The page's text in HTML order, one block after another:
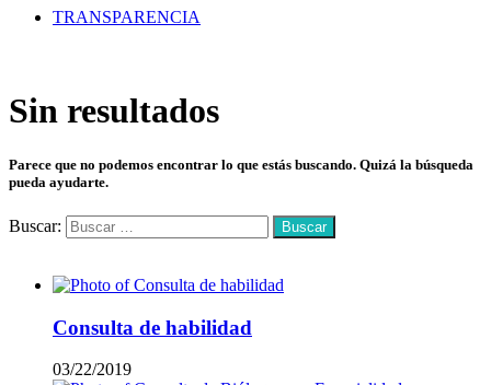
TRANSPARENCIA
Sin resultados
Parece que no podemos encontrar lo que estás buscando. Quizá la búsqueda
pueda ayudarte.
Buscar:
Consulta de habilidad
03/22/2019